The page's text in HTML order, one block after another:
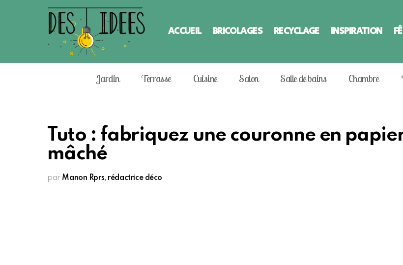
ACCUEIL BRICOLAGES RECYCLAGE INSPIRATION
Jardin Terrasse Cuisine Salon Salle de bains Chambre
Tuto : fabriquez une couronne en
mâché
par Manon Rprs, rédactrice déco